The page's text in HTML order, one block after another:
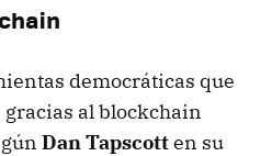
democráticas que
al blockchain
Dan Tapscotten su